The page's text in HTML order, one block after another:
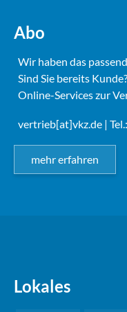
Abo
Wir haben das
Sind Sie bereits
Online-Services zur
vertrieb[at]vkz.de |
mehr erfahren
Lokales